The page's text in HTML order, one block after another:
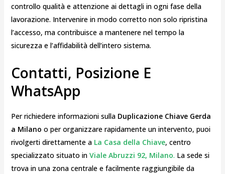
controllo qualità e attenzione ai dettagli in ogni fase della
lavorazione. Intervenire in modo corretto non solo ripristina
l’accesso, ma contribuisce a mantenere nel tempo la
sicurezza e l’affidabilità dell’intero sistema.
Contatti, Posizione E
WhatsApp
Per richiedere informazioni sulla Duplicazione Chiave Gerda
a Milano o per organizzare rapidamente un intervento, puoi
rivolgerti direttamente a La Casa della Chiave, centro
specializzato situato in Viale Abruzzi 92, Milano. La sede si
trova in una zona centrale e facilmente raggiungibile da